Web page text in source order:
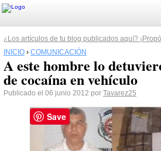
¿Los artículos de tu blog publicados aquí?
INICIO › COMUNICACIÓN
A este hombre lo
de cocaína en vehículo
Publicado el 06 junio 2012 por Tavarez25
Save